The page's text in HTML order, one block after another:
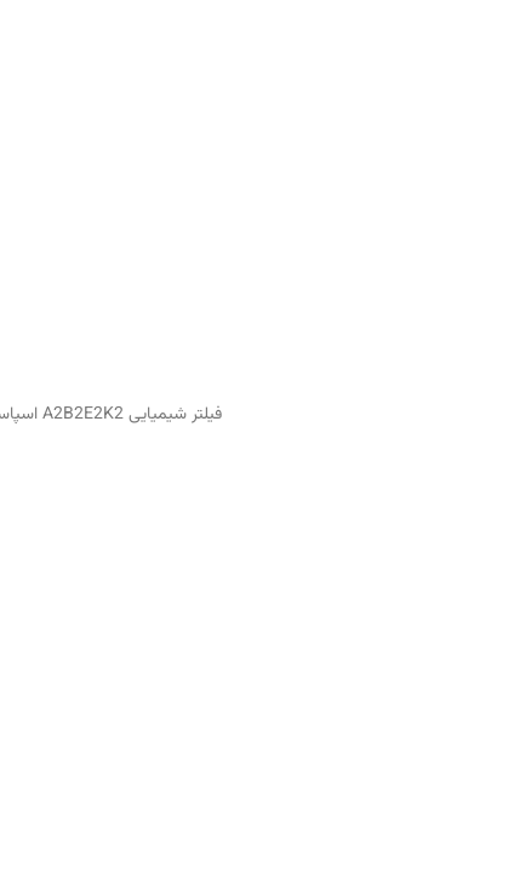
فیلتر شیمیایی A2B2E2K2 اسپاسیانی، محافظت کامل در برابر بخارات آلی، گازهای معدنی،دي اكسيدگوگرد، اسیدی و آمونیاک. ساخت ایتالیا با کیفیت فوق‌العاده.